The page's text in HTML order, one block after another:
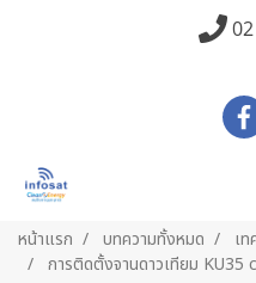
หน้าแรก บทความทั้งหมด
เ
การติดตั้งจานดาวเทียม